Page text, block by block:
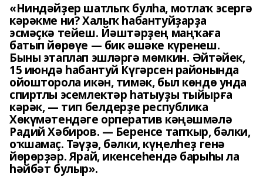
«Ниндәйҙер шатлыҡ булһа, мотлаҡ эсергә
кәрәкме ни? Халыҡ һабантуйҙарҙа
эсмәҫкә тейеш. Йәштәрҙең маңҡаға
батып йөрөүе — бик әшәке күренеш.
Быны этаплап эшләргә мөмкин. Әйтәйек,
15 июндә һабантуй Күгәрсен районында
ойошторола икән, тимәк, был көндө унда
спиртлы эсемлектәр һатыуҙы тыйырға
кәрәк, — тип белдерҙе республика
Хөкүмәтендәге орператив кәңәшмәлә
Радий Хәбиров. — Беренсе тапҡыр, бәлки,
оҡшамаҫ. Тәүҙә, бәлки, күңелһеҙ генә
йөрөрҙәр. Ярай, икенсеһендә барыһы ла
һәйбәт булыр».